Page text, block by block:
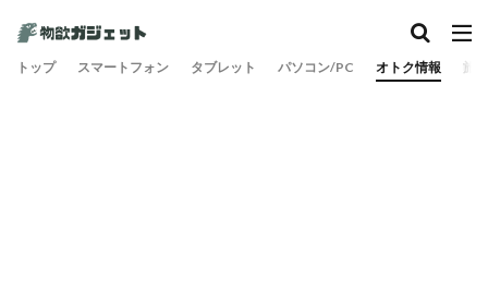
トップ スマートフォン タブレット パソコン/PC オトク情報 旅
カテゴリー